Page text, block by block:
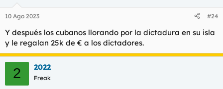
e
10 Ago 2023 #24
Y después los cubanos llorando por la dictadura en su isla
y le regalan 25k de € a los dictadores.
2 2022
Freak